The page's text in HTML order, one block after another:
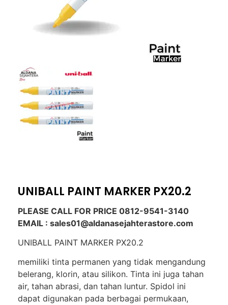
UNIBALL PAINT MARKER PX20.2
PLEASE CALL FOR PRICE 0812-9541-3140
EMAIL : sales01@aldanasejahterastore.com
UNIBALL PAINT MARKER PX20.2
memiliki tinta permanen yang tidak mengandung
belerang, klorin, atau silikon. Tinta ini juga tahan
air, tahan abrasi, dan tahan luntur. Spidol ini
dapat digunakan pada berbagai permukaan,